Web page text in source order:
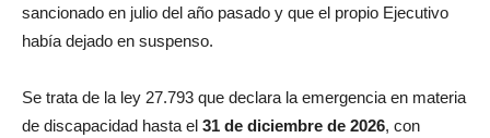
sancionado en julio del año pasado y que el propio Ejecutivo
había dejado en suspenso.
Se trata de la ley 27.793 que declara la emergencia en materia
de discapacidad hasta el 31 de diciembre de 2026, con